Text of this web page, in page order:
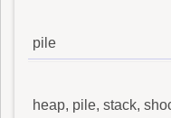
pile
heap, pile, stack,